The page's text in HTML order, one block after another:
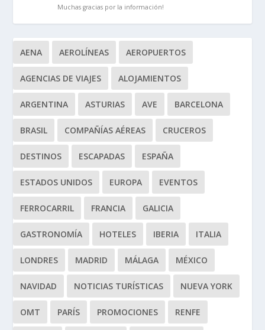
Muchas gracias por la información!
AENA AEROLÍNEAS AEROPUERTOS
AGENCIAS DE VIAJES ALOJAMIENTOS
ARGENTINA ASTURIAS AVE BARCELONA
BRASIL COMPAÑÍAS AÉREAS CRUCEROS
DESTINOS ESCAPADAS ESPAÑA
ESTADOS UNIDOS EUROPA EVENTOS
FERROCARRIL FRANCIA GALICIA
GASTRONOMÍA HOTELES IBERIA ITALIA
LONDRES MADRID MÁLAGA MÉXICO
NAVIDAD NOTICIAS TURÍSTICAS NUEVA YORK
OMT PARÍS PROMOCIONES RENFE